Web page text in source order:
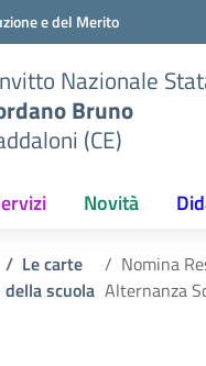
e del Merito
Nazionale
Bruno
(CE)
Novità
Le carte
della scuola
Nomina
Alternanza